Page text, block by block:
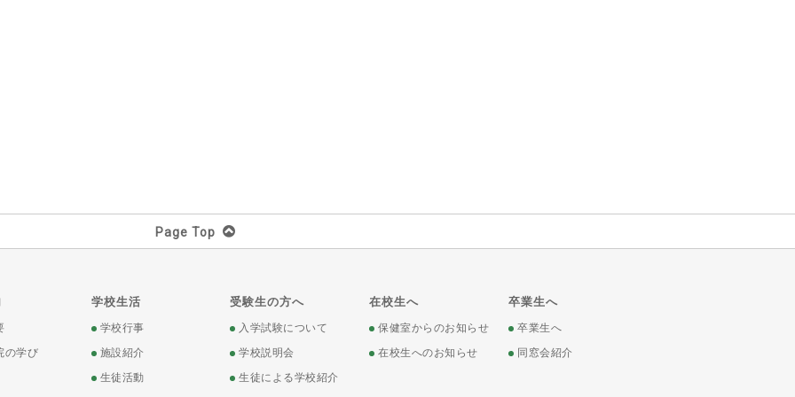
Page Top
の学び
学校生活
学校行事
施設紹介
生徒活動
受験生の方へ
入学試験について
学校説明会
生徒による学校紹介
在校生へ
保健室からのお知らせ
在校生へのお知らせ
卒業生へ
卒業生へ
同窓会紹介